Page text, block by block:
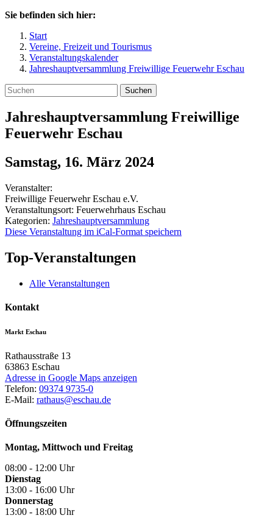
Sie befinden sich hier:
Start
Vereine, Freizeit und Tourismus
Veranstaltungskalender
Jahreshauptversammlung Freiwillige Feuerwehr Eschau
Suchen
Jahreshauptversammlung Freiwillige
Feuerwehr Eschau
Samstag, 16. März 2024
Veranstalter:
Freiwillige Feuerwehr Eschau e.V.
Veranstaltungsort: Feuerwehrhaus Eschau
Kategorien: Jahreshauptversammlung
Diese Veranstaltung im iCal-Format speichern
Top-Veranstaltungen
Alle Veranstaltungen
Kontakt
Markt Eschau
Rathausstraße 13
63863 Eschau
Adresse in Google Maps anzeigen
Telefon: 09374 9735-0
E-Mail: rathaus@eschau.de
Öffnungszeiten
Montag, Mittwoch und Freitag
08:00 - 12:00 Uhr
Dienstag
13:00 - 16:00 Uhr
Donnerstag
13:00 - 18:00 Uhr